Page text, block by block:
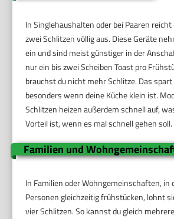
In Singlehaushalten oder bei Paaren
zwei Schlitzen völlig aus. Diese Geräte
ein und sind meist günstiger in der
nur ein bis zwei Scheiben Toast pro
brauchst du nicht mehr Schlitze. Das spart
besonders wenn deine Küche klein ist.
Schlitzen heizen außerdem schnell auf,
Vorteil ist, wenn es mal schnell gehen soll.
Familien und
In Familien oder Wohngemeinschaften, in
Personen gleichzeitig frühstücken, lohnt
vier Schlitzen. So kannst du gleich